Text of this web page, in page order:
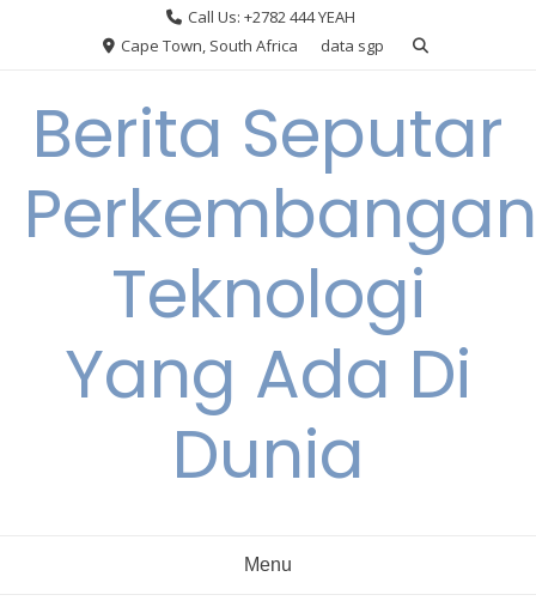
Call Us: +2782 444 YEAH
Cape Town, South Africa
data sgp
Berita Seputar
Perkembangan
Teknologi
Yang Ada Di
Dunia
Menu